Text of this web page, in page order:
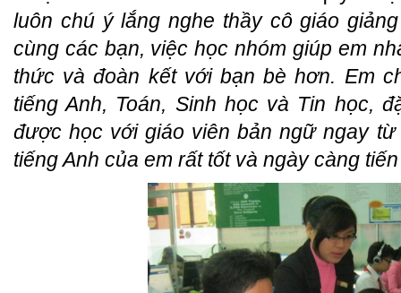
luôn chú ý lắng nghe thầy cô giáo
cùng các bạn, việc học nhóm giúp em
thức và đoàn kết với bạn bè hơn. Em
tiếng Anh, Toán, Sinh học và Tin học,
được học với giáo viên bản ngữ ngay
tiếng Anh của em rất tốt và ngày càng